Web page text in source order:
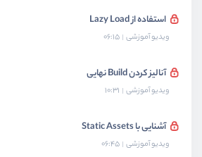
استفاده از Lazy Load
ویدیو آموزشی 06:15
آنالیز کردن Build نهایی
ویدیو آموزشی 10:31
آشنایی با Static Assets
ویدیو آموزشی 06:45